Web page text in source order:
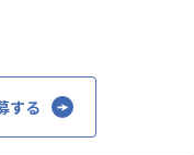
強会、カンファレ
、技術でダイレ
ただくことも想
派遣と呼ばれ
支援や最新技術を
います。
する